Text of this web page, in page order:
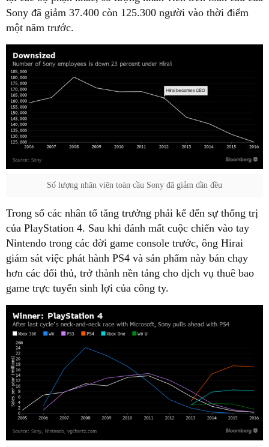
Sony đã giảm 37.400 còn 125.300 người vào thời điểm
một năm trước.
Số lượng nhân viên toàn cầu Sony đã giảm dần đều
Trong số các nhân tố tăng trưởng phải kể đến sự thống trị
của PlayStation 4. Sau khi đánh mất cuộc chiến vào tay
Nintendo trong các đời game console trước, ông Hirai
giám sát việc phát hành PS4 và sản phẩm này bán chạy
hơn các đối thủ, trở thành nền tảng cho dịch vụ thuê bao
game trực tuyến sinh lợi của công ty.